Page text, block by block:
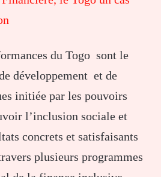
du Togo sont le
développement et de
initiée par les pouvoirs
l’inclusion sociale et
concrets et satisfaisants
plusieurs programmes